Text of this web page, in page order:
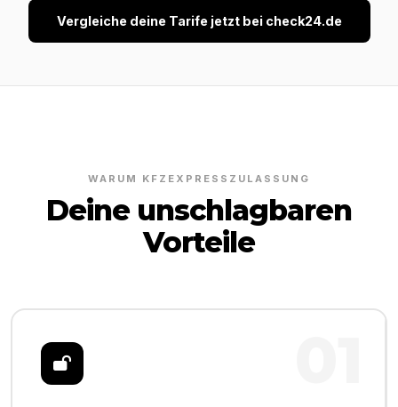
Vergleiche deine Tarife jetzt bei check24.de
WARUM KFZEXPRESSZULASSUNG
Deine unschlagbaren
Vorteile